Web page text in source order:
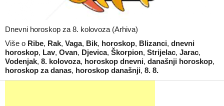
Dnevni horoskop za 8. kolovoza (Arhiva)
Više o Ribe, Rak, Vaga, Bik, horoskop, Blizanci, dnevni
horoskop, Lav, Ovan, Djevica, Škorpion, Strijelac, Jarac,
Vodenjak, 8. kolovoza, horoskop dnevni, današnji horoskop,
horoskop za danas, horoskop današnji, 8. 8.